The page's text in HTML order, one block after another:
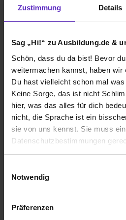
Zustimmung Details
Sag „Hi!“ zu Ausbildung.de &
Schön, dass du da bist! Bevor
weitermachen kannst, haben wir
Du hast vielleicht schon mal
Keine Sorge, das ist nicht
hier, was das alles für dich
nicht, die Sprache ist ein
sie von uns kennst. Sie muss
Datenschutzbestimmungen
Benutzung der Webseite
Notwendig
Präferenzen
Bonn
Noch in der Ausbildung
Ich würde diese
nicht
Wie gefällt dir die
Firma?
Mir gefiel, dass sich um einen
man eine Frage/ein Problem